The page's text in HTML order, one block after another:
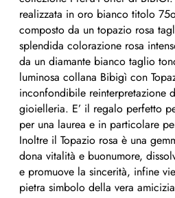
realizzata in oro bianco titolo
composto da un topazio rosa
splendida colorazione rosa
da un diamante bianco taglio
luminosa collana Bibigì con
inconfondibile reinterpretazione
gioielleria. E’ il regalo perfetto
per una laurea e in particolare
Inoltre il Topazio rosa è una
dona vitalità e buonumore,
e promuove la sincerità, infine
pietra simbolo della vera